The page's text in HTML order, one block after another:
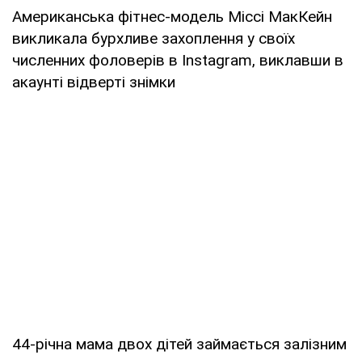
Американська фітнес-модель Міссі МакКейн
викликала бурхливе захоплення у своїх
численних фоловерiв в Instagram, виклавши в
акаунті відверті знімки
44-річна мама двох дітей займається залізним